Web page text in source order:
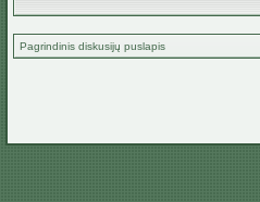
Pagrindinis diskusijų puslapis